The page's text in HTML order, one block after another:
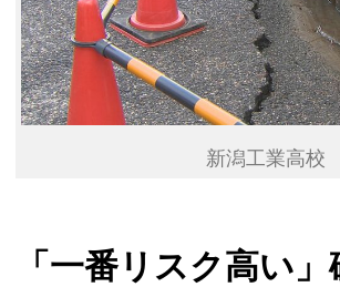
新潟工業高校
「一番リスク高い